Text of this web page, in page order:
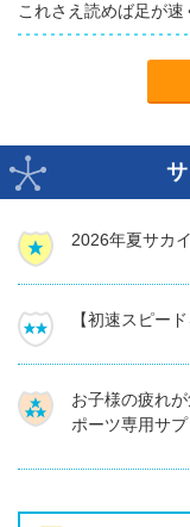
これさえ読めば足が
2026年夏サカ
【初速スピー
お子様の疲れ
ポーツ専用サプ